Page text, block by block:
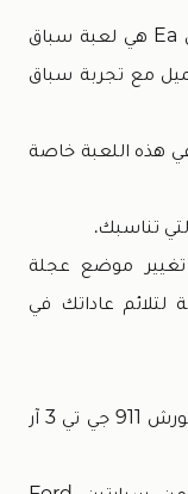
لعبة سباق السيارات الرياضية من Ea هي لعبة سباق
مع تجربة سباق
هذه اللعبة خاصة
تناسبك.
تغيير موضع عجلة
لتلائم عاداتك في
عندما تبدأ اللعبة، عليك استعارة بورش 911 جي تي 3 آر